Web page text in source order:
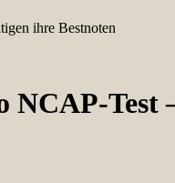
ihre Bestnoten
Test